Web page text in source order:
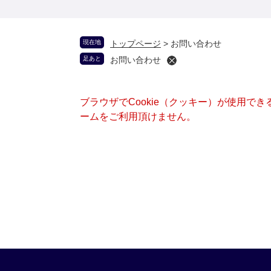
現在地 トップページ > お問い合わせ
足あと お問い合わせ
ブラウザでCookie（クッキー）が使用で
ームをご利用頂けません。